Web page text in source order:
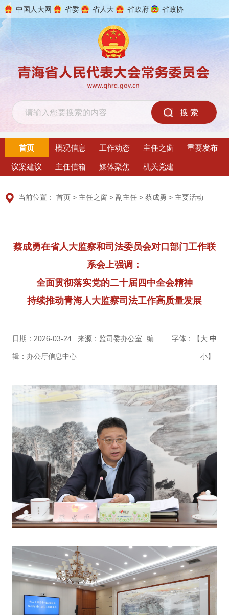
中国人大网 省委 省人大 省政府 省政协
首页 概况信息 工作动态 主任之窗 重要发布
议案建议 主任信箱 媒体聚焦 机关党建
当前位置：首页 > 主任之窗 >副主任 >蔡成勇 > 主要活动
蔡成勇在省人大监察和司法委员会对口部门工作联
系会上强调：
全面贯彻落实党的二十届四中全会精神
持续推动青海人大监察司法工作高质量发展
日期：2026-03-24 来源：监司委办公室 编
辑：办公厅信息中心
字体：【大 中
小】